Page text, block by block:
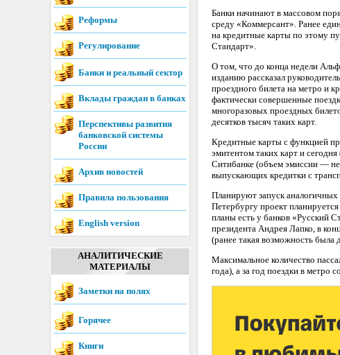
Реформы
Регулирование
Банки и реальный сектор
Вклады граждан в банках
Перспективы развития
банковской системы
России
Архив новостей
Правила пользования
English version
АНАЛИТИЧЕСКИЕ
МАТЕРИАЛЫ
Заметки на полях
Горячее
Книги
Банки начинают в массовом
среду «Коммерсант». Ранее
на кредитные карты по этому
Стандарт».
О том, что до конца недели
изданию рассказал
проездного билета на метро и
фактически совершенные
многоразовых проездных
десятков тысяч таких карт.
Кредитные карты с функцией
эмитентом таких карт и
Ситибанке (объем эмиссии —
выпускающих кредитки с
Планируют запуск
Петербургу проект
планы есть у банков «Русский
президента Андрея Лапко, в
(ранее такая возможность была
Максимальное количество
года), а за год поездки в метро